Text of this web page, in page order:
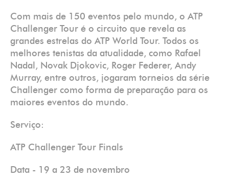
Com mais de 150 eventos pelo mundo, o ATP
Challenger Tour é o circuito que revela as
grandes estrelas do ATP World Tour. Todos os
melhores tenistas da atualidade, como Rafael
Nadal, Novak Djokovic, Roger Federer, Andy
Murray, entre outros, jogaram torneios da série
Challenger como forma de preparação para os
maiores eventos do mundo.
Serviço:
ATP Challenger Tour Finals
Data - 19 a 23 de novembro